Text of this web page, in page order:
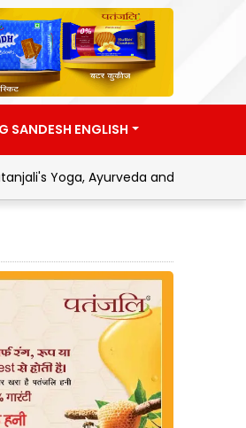
SANDESH ENGLISH
Ayurveda and Swadeshi